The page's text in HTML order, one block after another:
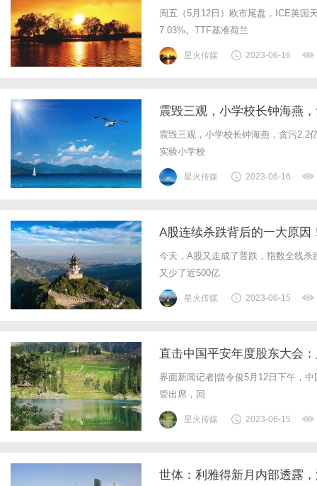
周五（5月12日）欧市尾盘，ICE英国
7.03%。TTF基准荷兰
星火传媒 2023-06-16
震毁三观，小学校长钟海燕
震毁三观，小学校长钟海燕，贪污2.2
实验小学校
星火传媒 2023-06-16
A股连续杀跌背后的一大原因
今天，A股又走成了普跌，指数全线
又少了近500亿
星火传媒 2023-06-15
直击中国平安年度股东大会
界面新闻记者|曾令俊5月12日下午，
管出席，回
星火传媒 2023-06-15
世体：利雅得新月内部透露